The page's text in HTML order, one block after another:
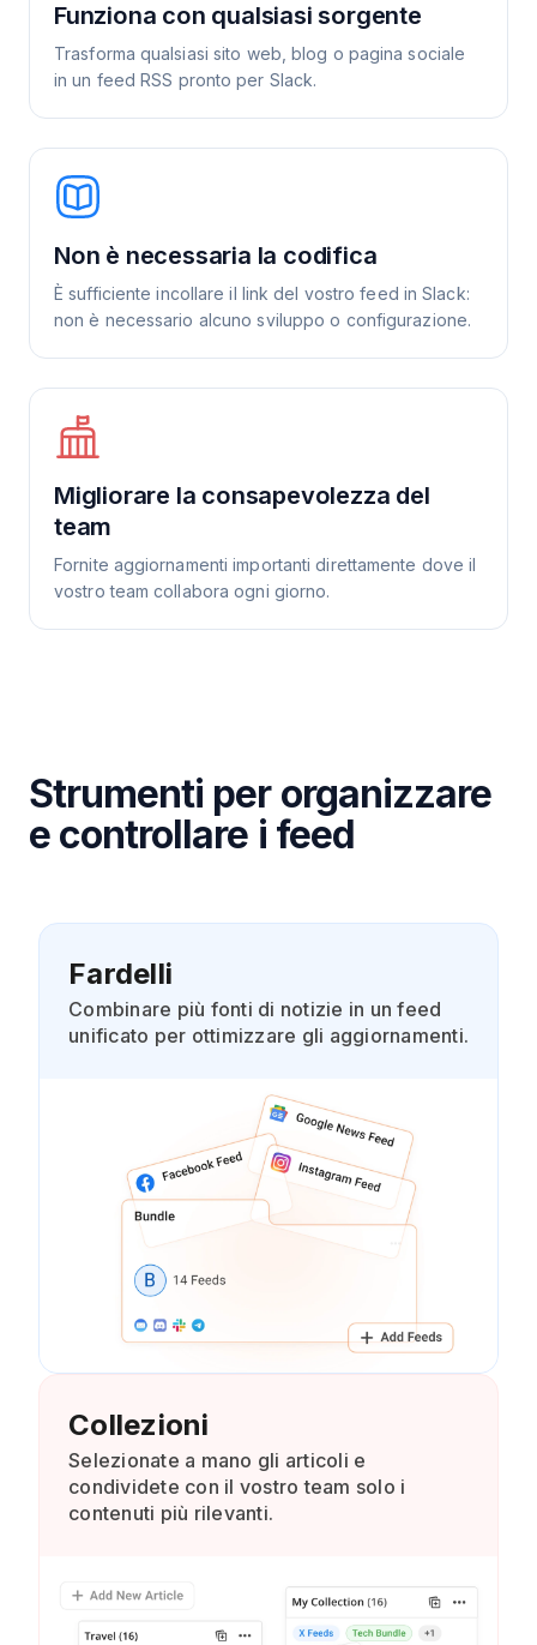
Funziona con qualsiasi sorgente
Trasforma qualsiasi sito web, blog o pagina sociale
in un feed RSS pronto per Slack.
Non è necessaria la codifica
È sufficiente incollare il link del vostro feed in Slack:
non è necessario alcuno sviluppo o configurazione.
Migliorare la consapevolezza del
team
Fornite aggiornamenti importanti direttamente dove il
vostro team collabora ogni giorno.
Strumenti per organizzare
e controllare i feed
Fardelli
Combinare più fonti di notizie in un feed
unificato per ottimizzare gli aggiornamenti.
Collezioni
Selezionate a mano gli articoli e
condividete con il vostro team solo i
contenuti più rilevanti.